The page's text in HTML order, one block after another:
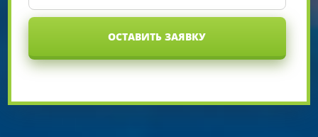
ОСТАВИТЬ ЗАЯВКУ